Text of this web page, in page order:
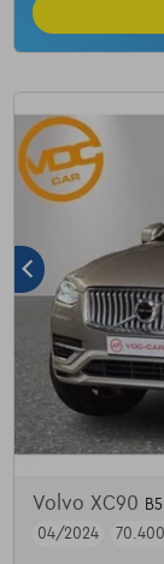
Volvo XC90
04/2024